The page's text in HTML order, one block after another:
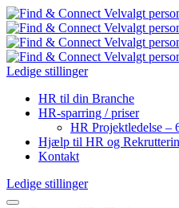
Ledige stillinger
HR til din Branche
HR-sparring / priser
HR Projektledelse –
Hjælp til HR og
Kontakt
Ledige stillinger